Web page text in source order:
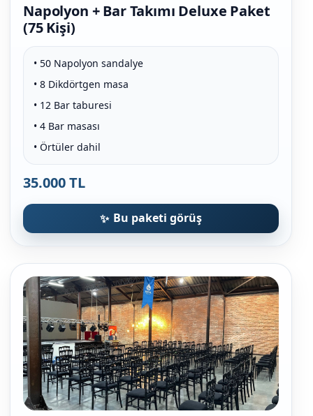
Napolyon + Bar Takımı Deluxe Paket
(75 Kişi)
• 50 Napolyon sandalye
• 8 Dikdörtgen masa
• 12 Bar taburesi
• 4 Bar masası
• Örtüler dahil
35.000 TL
Bu paketi görüş